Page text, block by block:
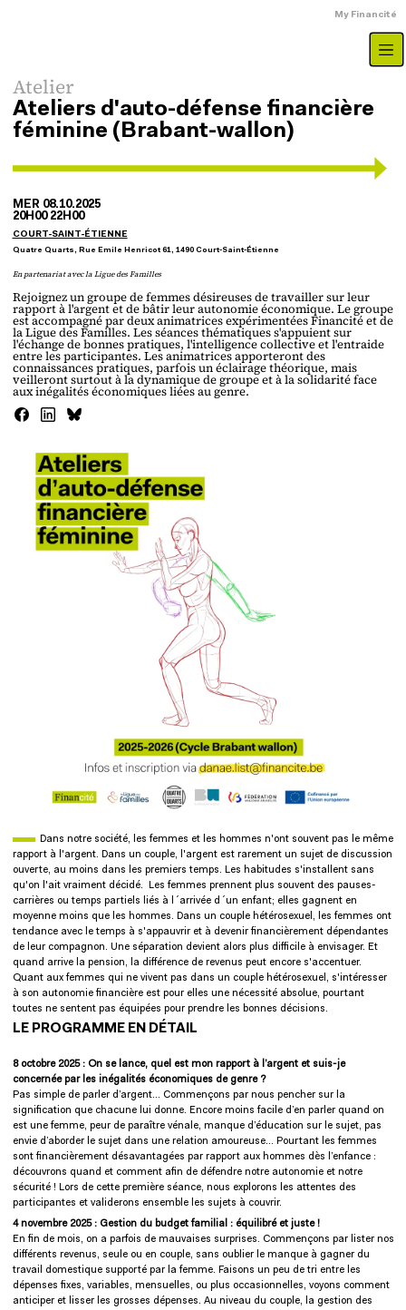
My Financité
Type d'évenement
Atelier
Ateliers d'auto-défense financière
féminine (Brabant-wallon)
MER 08.10.2025
20H00 22H00
COURT-SAINT-ÉTIENNE
Adresse
Quatre Quarts, Rue Emile Henricot 61, 1490 Court-Saint-Étienne
Partenariat
En partenariat avec la Ligue des Familles
Rejoignez un groupe de femmes désireuses de travailler sur leur
rapport à l'argent et de bâtir leur autonomie économique. Le groupe
est accompagné par deux animatrices expérimentées Financité et de
la Ligue des Familles. Les séances thématiques s'appuient sur
l'échange de bonnes pratiques, l'intelligence collective et l'entraide
entre les participantes. Les animatrices apporteront des
connaissances pratiques, parfois un éclairage théorique, mais
veilleront surtout à la dynamique de groupe et à la solidarité face
aux inégalités économiques liées au genre.
Dans notre société, les femmes et les hommes n'ont souvent pas le même
rapport à l'argent. Dans un couple, l'argent est rarement un sujet de discussion
ouverte, au moins dans les premiers temps. Les habitudes s'installent sans
qu'on l'ait vraiment décidé. Les femmes prennent plus souvent des pauses-
carrières ou temps partiels liés à l´arrivée d´un enfant; elles gagnent en
moyenne moins que les hommes. Dans un couple hétérosexuel, les femmes ont
tendance avec le temps à s'appauvrir et à devenir financièrement dépendantes
de leur compagnon. Une séparation devient alors plus difficile à envisager. Et
quand arrive la pension, la différence de revenus peut encore s'accentuer.
Quant aux femmes qui ne vivent pas dans un couple hétérosexuel, s'intéresser
à son autonomie financière est pour elles une nécessité absolue, pourtant
toutes ne sentent pas équipées pour prendre les bonnes décisions.
LE PROGRAMME EN DÉTAIL
8 octobre 2025 : On se lance, quel est mon rapport à l’argent et suis-je
concernée par les inégalités économiques de genre ?
Pas simple de parler d’argent… Commençons par nous pencher sur la
signification que chacune lui donne. Encore moins facile d’en parler quand on
est une femme, peur de paraître vénale, manque d’éducation sur le sujet, pas
envie d’aborder le sujet dans une relation amoureuse… Pourtant les femmes
sont financièrement désavantagées par rapport aux hommes dès l’enfance :
découvrons quand et comment afin de défendre notre autonomie et notre
sécurité ! Lors de cette première séance, nous explorons les attentes des
participantes et validerons ensemble les sujets à couvrir.
4 novembre 2025 : Gestion du budget familial : équilibré et juste !
En fin de mois, on a parfois de mauvaises surprises. Commençons par lister nos
différents revenus, seule ou en couple, sans oublier le manque à gagner du
travail domestique supporté par la femme. Faisons un peu de tri entre les
dépenses fixes, variables, mensuelles, ou plus occasionnelles, voyons comment
anticiper et lisser les grosses dépenses. Au niveau du couple, la gestion des